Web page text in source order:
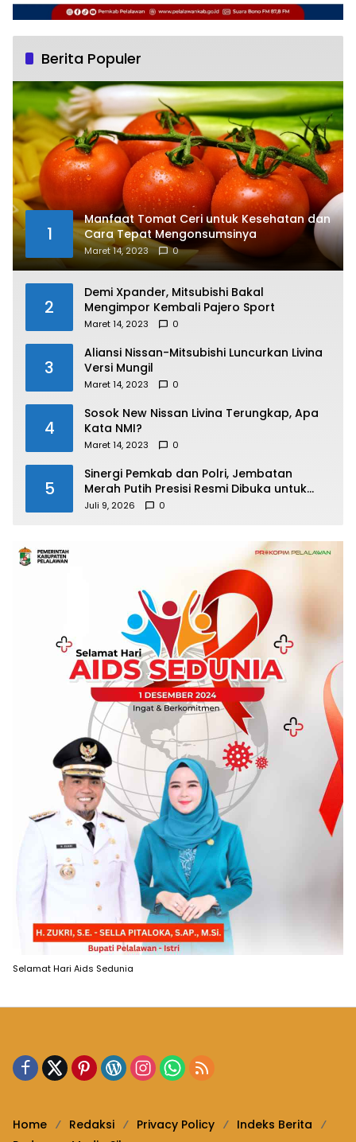
Berita Populer
1
Manfaat Tomat Ceri untuk Kesehatan dan
Cara Tepat Mengonsumsinya
Maret 14, 2023 0
2
Demi Xpander, Mitsubishi Bakal
Mengimpor Kembali Pajero Sport
Maret 14, 2023 0
3
Aliansi Nissan-Mitsubishi Luncurkan Livina
Versi Mungil
Maret 14, 2023 0
4
Sosok New Nissan Livina Terungkap, Apa
Kata NMI?
Maret 14, 2023 0
5
Sinergi Pemkab dan Polri, Jembatan
Merah Putih Presisi Resmi Dibuka untuk
Masyarakat Desa Rangsang
Juli 9, 2026 0
Selamat Hari Aids Sedunia
Home Redaksi Privacy Policy
Indeks Berita